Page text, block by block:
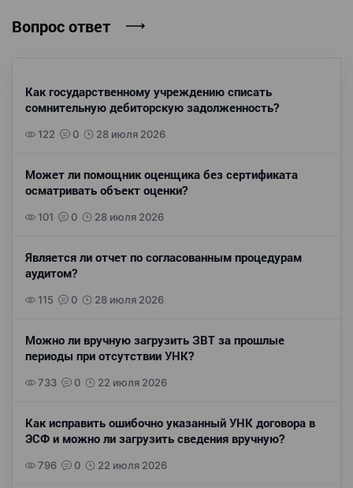
Вопрос ответ
Как государственному учреждению списать
сомнительную дебиторскую задолженность?
122 0 28 июля 2026
Может ли помощник оценщика без сертификата
осматривать объект оценки?
101 0 28 июля 2026
Является ли отчет по согласованным процедурам
аудитом?
115 0 28 июля 2026
Можно ли вручную загрузить ЗВТ за прошлые
периоды при отсутствии УНК?
733 0 22 июля 2026
Как исправить ошибочно указанный УНК договора в
ЭСФ и можно ли загрузить сведения вручную?
796 0 22 июля 2026